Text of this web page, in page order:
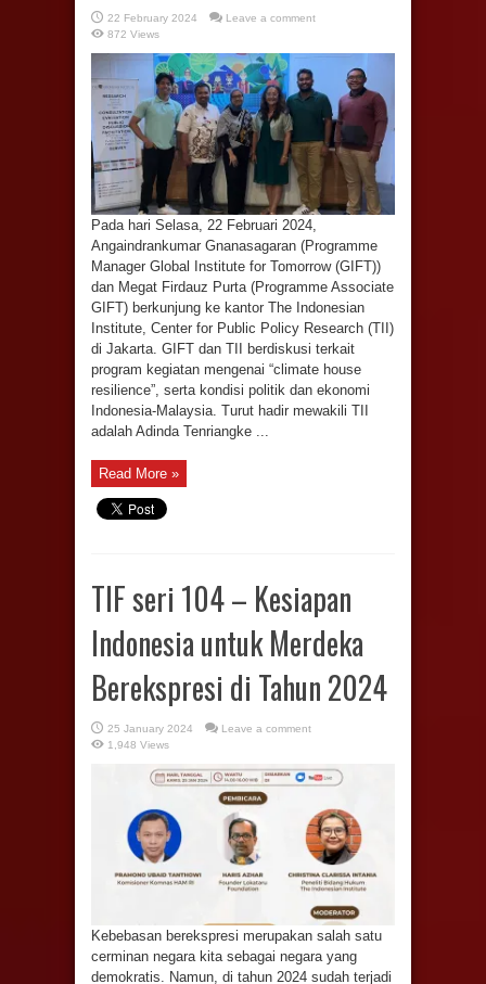
22 February 2024
Leave a comment
872 Views
Pada hari Selasa, 22 Februari 2024,
Angaindrankumar Gnanasagaran (Programme
Manager Global Institute for Tomorrow (GIFT))
dan Megat Firdauz Purta (Programme Associate
GIFT) berkunjung ke kantor The Indonesian
Institute, Center for Public Policy Research (TII)
di Jakarta. GIFT dan TII berdiskusi terkait
program kegiatan mengenai “climate house
resilience”, serta kondisi politik dan ekonomi
Indonesia-Malaysia. Turut hadir mewakili TII
adalah Adinda Tenriangke ...
Read More »
TIF seri 104 – Kesiapan
Indonesia untuk Merdeka
Berekspresi di Tahun 2024
25 January 2024
Leave a comment
1,948 Views
Kebebasan berekspresi merupakan salah satu
cerminan negara kita sebagai negara yang
demokratis. Namun, di tahun 2024 sudah terjadi